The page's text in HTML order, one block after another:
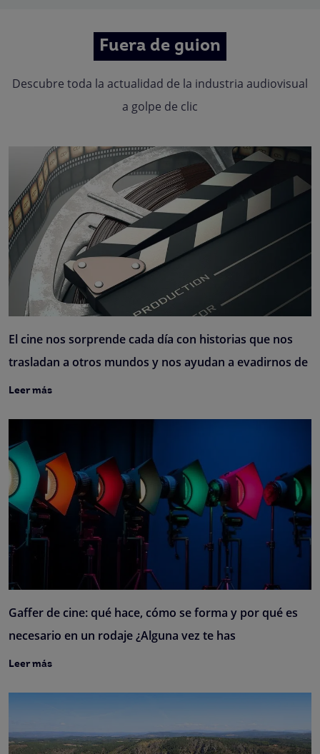
Fuera de guion
Descubre toda la actualidad de la industria audiovisual
a golpe de clic
El cine nos sorprende cada día con historias que nos
trasladan a otros mundos y nos ayudan a evadirnos de
Leer más
Gaffer de cine: qué hace, cómo se forma y por qué es
necesario en un rodaje ¿Alguna vez te has
Leer más